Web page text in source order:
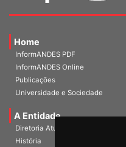
Home
InformANDES PDF
InformANDES Online
Publicações
Universidade e Sociedade
A Entidade
Diretoria Atual
História